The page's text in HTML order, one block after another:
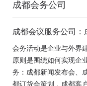
成都会务公司
成都会议服务公司
司、成都新闻发布
都经销商会议策划
划、成都颁奖会策
论坛策划公司、成
会务活动是企业与外界
原则是围绕如何实现企
务：成都新闻发布会、
都订货会策划，成都客